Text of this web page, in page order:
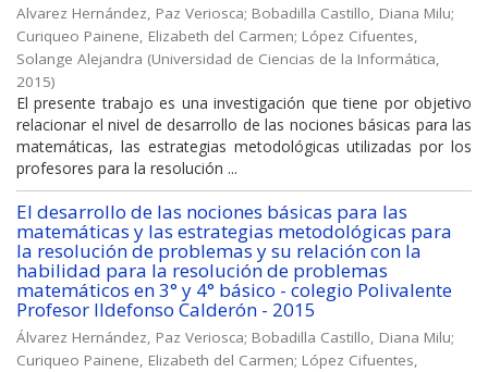
Alvarez Hernández, Paz Veriosca; Bobadilla Castillo, Diana Milu;
Curiqueo Painene, Elizabeth del Carmen; López Cifuentes,
Solange Alejandra (Universidad de Ciencias de la Informática,
2015)
El presente trabajo es una investigación que tiene por objetivo
relacionar el nivel de desarrollo de las nociones básicas para las
matemáticas, las estrategias metodológicas utilizadas por los
profesores para la resolución ...
El desarrollo de las nociones básicas para las
matemáticas y las estrategias metodológicas para
la resolución de problemas y su relación con la
habilidad para la resolución de problemas
matemáticos en 3° y 4° básico - colegio Polivalente
Profesor Ildefonso Calderón - 2015
Álvarez Hernández, Paz Veriosca; Bobadilla Castillo, Diana Milu;
Curiqueo Painene, Elizabeth del Carmen; López Cifuentes,